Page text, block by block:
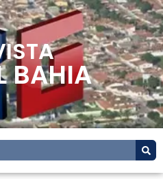
BAHIA